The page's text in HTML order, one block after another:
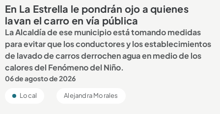
En La Estrella le pondrán ojo a quienes
lavan el carro en vía pública
La Alcaldía de ese municipio está tomando medidas
para evitar que los conductores y los establecimientos
de lavado de carros derrochen agua en medio de los
calores del Fenómeno del Niño.
06 de agosto de 2026
Local Alejandra Morales